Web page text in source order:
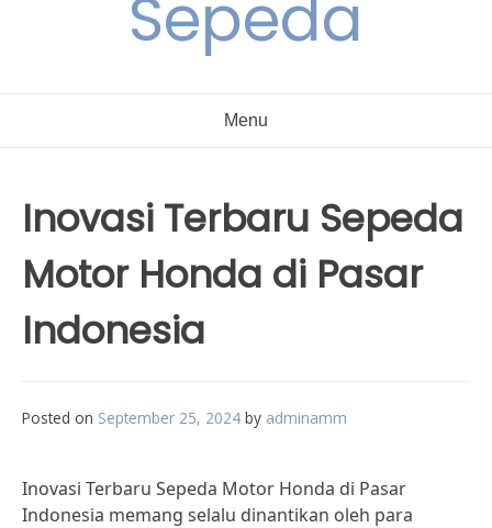
Sepeda
Menu
Inovasi Terbaru Sepeda
Motor Honda di Pasar
Indonesia
Posted on September 25, 2024 by adminamm
Inovasi Terbaru Sepeda Motor Honda di Pasar
Indonesia memang selalu dinantikan oleh para